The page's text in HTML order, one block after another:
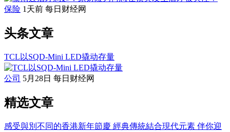
保险 1天前 每日财经网
头条文章
TCL以SQD-Mini LED撬动存量
公司 5月28日 每日财经网
精选文章
感受與別不同的香港新年節慶 經典傳統結合現代元素 伴你迎